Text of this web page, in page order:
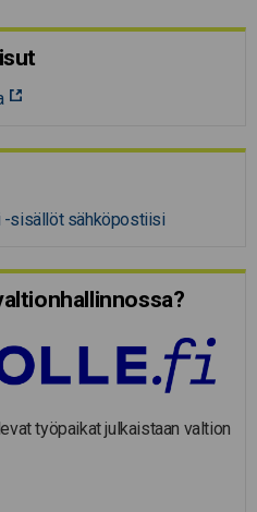
-sisällöt sähköpostiisi
työpaikat julkaistaan valtion